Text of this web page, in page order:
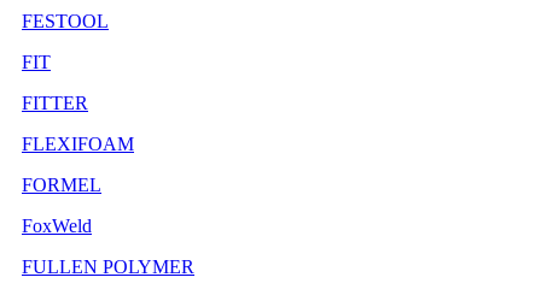
FESTOOL
FIT
FITTER
FLEXIFOAM
FORMEL
FoxWeld
FULLEN POLYMER